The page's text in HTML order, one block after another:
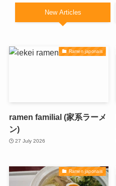
New Articles
Ramen japonais
ramen familial (家系ラーメ
ン)
27 July 2026
Ramen japonais